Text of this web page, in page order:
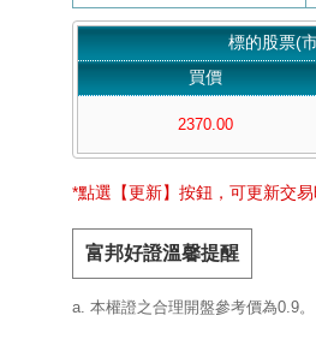
標的股票(
買價
2370.00
*點選【更新】按鈕，可更新交
富邦好證溫馨提醒
a. 本權證之合理開盤參考價為0.9。